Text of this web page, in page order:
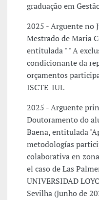
graduação em
2025 - Arguente no
Mestrado de Maria
entitulada " " A
condicionante da
orçamentos
ISCTE-IUL
2025 - Arguente
Doutoramento do
Baena, entitulada
metodologías
colaborativa en
el caso de Las
UNIVERSIDAD
Sevilha (Junho de